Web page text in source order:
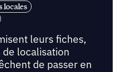
locales
leurs fiches,
de localisation
de passer en